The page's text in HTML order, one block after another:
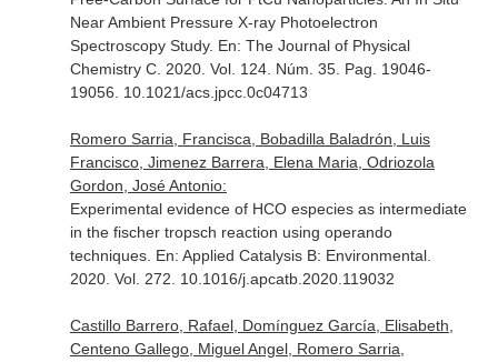
Near Ambient Pressure X-ray Photoelectron
Spectroscopy Study. En: The Journal of Physical
Chemistry C. 2020. Vol. 124. Núm. 35. Pag. 19046-
19056. 10.1021/acs.jpcc.0c04713
Romero Sarria, Francisca, Bobadilla Baladrón, Luis
Francisco, Jimenez Barrera, Elena Maria, Odriozola
Gordon, José Antonio:
Experimental evidence of HCO especies as intermediate
in the fischer tropsch reaction using operando
techniques. En: Applied Catalysis B: Environmental.
2020. Vol. 272. 10.1016/j.apcatb.2020.119032
Castillo Barrero, Rafael, Domínguez García, Elisabeth,
Centeno Gallego, Miguel Angel, Romero Sarria,